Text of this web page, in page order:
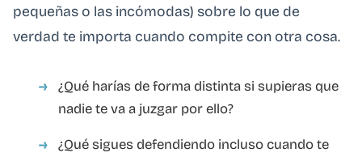
pequeñas o las incómodas) sobre lo que de
verdad te importa cuando compite con otra cosa.
¿Qué harías de forma distinta si supieras que
nadie te va a juzgar por ello?
¿Qué sigues defendiendo incluso cuando te